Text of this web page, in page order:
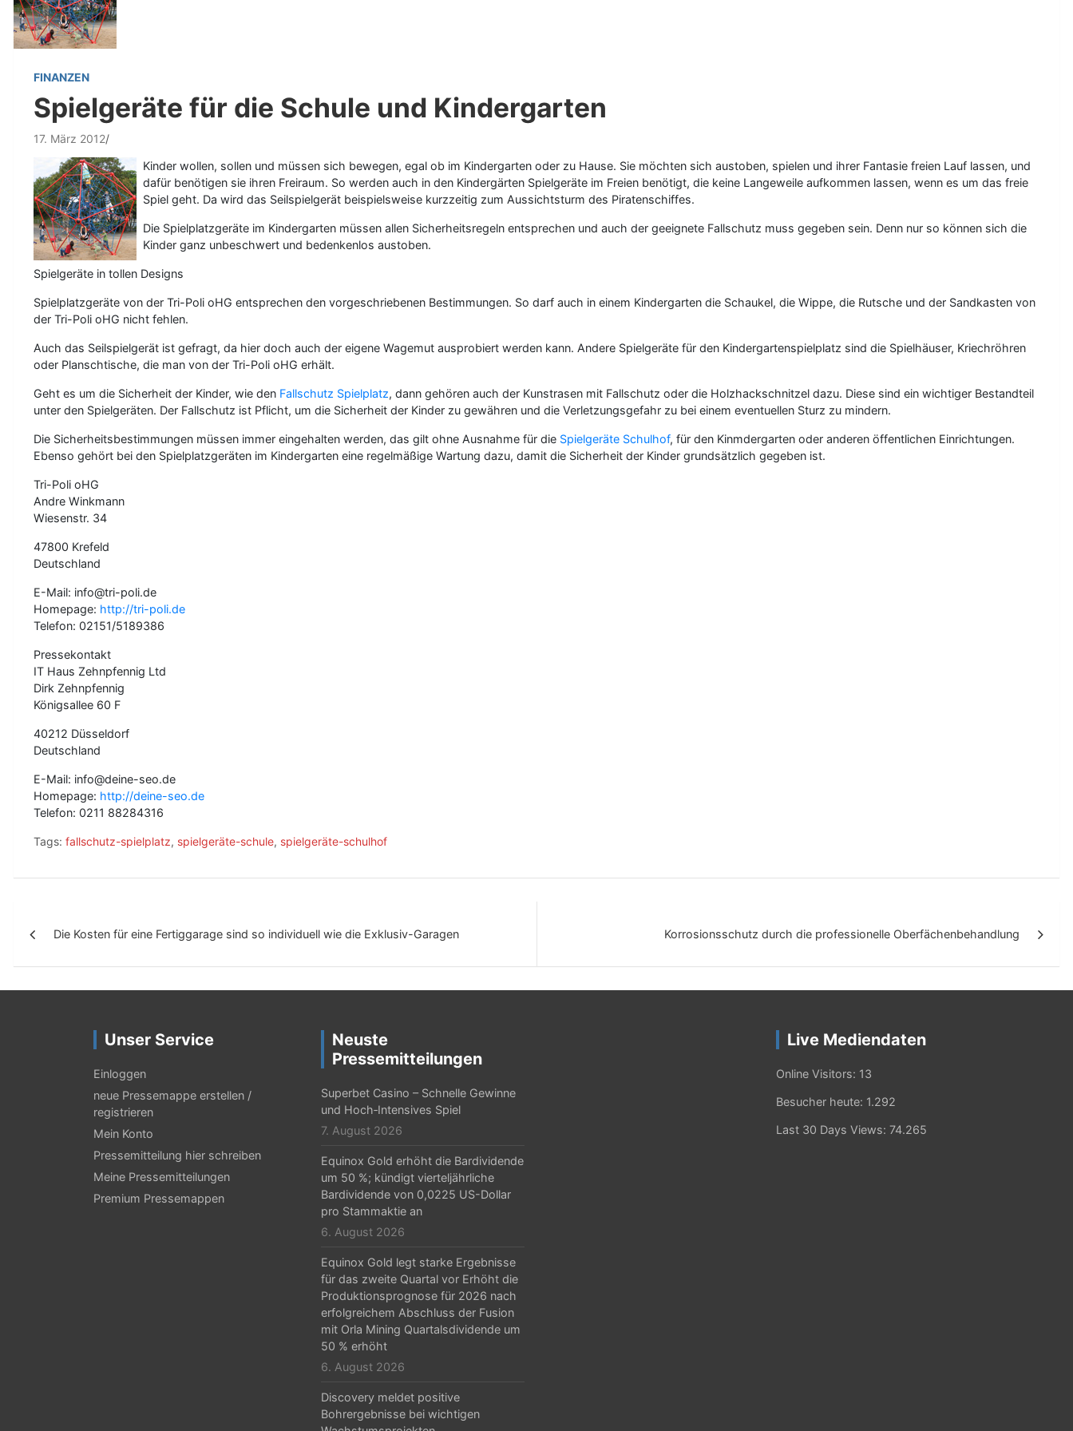
FINANZEN
Spielgeräte für die Schule und Kindergarten
17. März 2012
Kinder wollen, sollen und müssen sich bewegen, egal ob im Kindergarten oder zu Hause. Sie möchten sich austoben, spielen und ihrer Fantasie freien Lauf lassen, und
dafür benötigen sie ihren Freiraum. So werden auch in den Kindergärten Spielgeräte im Freien benötigt, die keine Langeweile aufkommen lassen, wenn es um das freie
Spiel geht. Da wird das Seilspielgerät beispielsweise kurzzeitig zum Aussichtsturm des Piratenschiffes.
Die Spielplatzgeräte im Kindergarten müssen allen Sicherheitsregeln entsprechen und auch der geeignete Fallschutz muss gegeben sein. Denn nur so können sich die
Kinder ganz unbeschwert und bedenkenlos austoben.
Spielgeräte in tollen Designs
Spielplatzgeräte von der Tri-Poli oHG entsprechen den vorgeschriebenen Bestimmungen. So darf auch in einem Kindergarten die Schaukel, die Wippe, die Rutsche und der Sandkasten von
der Tri-Poli oHG nicht fehlen.
Auch das Seilspielgerät ist gefragt, da hier doch auch der eigene Wagemut ausprobiert werden kann. Andere Spielgeräte für den Kindergartenspielplatz sind die Spielhäuser, Kriechröhren
oder Planschtische, die man von der Tri-Poli oHG erhält.
Geht es um die Sicherheit der Kinder, wie den Fallschutz Spielplatz, dann gehören auch der Kunstrasen mit Fallschutz oder die Holzhackschnitzel dazu. Diese sind ein wichtiger Bestandteil
unter den Spielgeräten. Der Fallschutz ist Pflicht, um die Sicherheit der Kinder zu gewähren und die Verletzungsgefahr zu bei einem eventuellen Sturz zu mindern.
Die Sicherheitsbestimmungen müssen immer eingehalten werden, das gilt ohne Ausnahme für die Spielgeräte Schulhof, für den Kinmdergarten oder anderen öffentlichen Einrichtungen.
Ebenso gehört bei den Spielplatzgeräten im Kindergarten eine regelmäßige Wartung dazu, damit die Sicherheit der Kinder grundsätzlich gegeben ist.
Tri-Poli oHG
Andre Winkmann
Wiesenstr. 34
47800 Krefeld
Deutschland
E-Mail: info@tri-poli.de
Homepage: http://tri-poli.de
Telefon: 02151/5189386
Pressekontakt
IT Haus Zehnpfennig Ltd
Dirk Zehnpfennig
Königsallee 60 F
40212 Düsseldorf
Deutschland
E-Mail: info@deine-seo.de
Homepage: http://deine-seo.de
Telefon: 0211 88284316
Tags: fallschutz-spielplatz, spielgeräte-schule, spielgeräte-schulhof
i
t
Die Kosten für eine Fertiggarage sind so individuell wie die Exklusiv-Garagen Korrosionsschutz durch die professionelle Oberfächenbehandlung
Unser Service
Einloggen
neue Pressemappe erstellen /
registrieren
Mein Konto
Pressemitteilung hier schreiben
Meine Pressemitteilungen
Premium Pressemappen
Neuste
Pressemitteilungen
Superbet Casino – Schnelle Gewinne
und Hoch‑Intensives Spiel
7. August 2026
Equinox Gold erhöht die Bardividende
um 50 %; kündigt vierteljährliche
Bardividende von 0,0225 US-Dollar
pro Stammaktie an
6. August 2026
Equinox Gold legt starke Ergebnisse
für das zweite Quartal vor Erhöht die
Produktionsprognose für 2026 nach
erfolgreichem Abschluss der Fusion
mit Orla Mining Quartalsdividende um
50 % erhöht
6. August 2026
Discovery meldet positive
Bohrergebnisse bei wichtigen
Live Mediendaten
Online Visitors: 13
Besucher heute: 1.292
Last 30 Days Views: 74.265